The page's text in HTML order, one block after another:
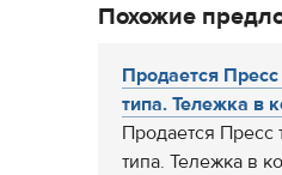
Похожие
Продается Пресс
типа. Тележка в
Продается Пресс
типа. Тележка в